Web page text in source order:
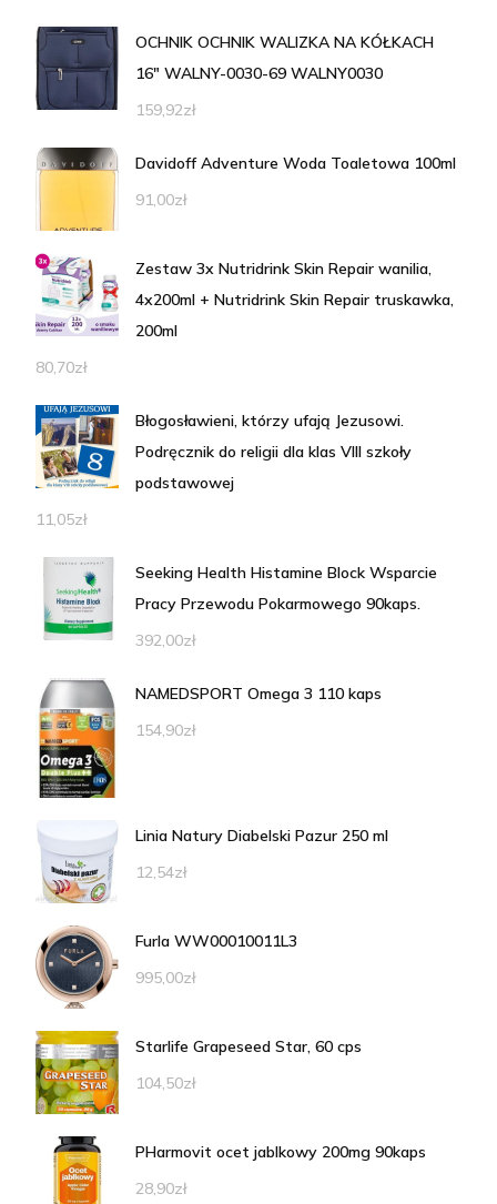
OCHNIK OCHNIK WALIZKA NA KÓŁKACH
16" WALNY-0030-69 WALNY0030
159,92zł
Davidoff Adventure Woda Toaletowa 100ml
91,00zł
Zestaw 3x Nutridrink Skin Repair wanilia,
4x200ml + Nutridrink Skin Repair truskawka,
200ml
80,70zł
Błogosławieni, którzy ufają Jezusowi.
Podręcznik do religii dla klas VIII szkoły
podstawowej
11,05zł
Seeking Health Histamine Block Wsparcie
Pracy Przewodu Pokarmowego 90kaps.
392,00zł
NAMEDSPORT Omega 3 110 kaps
154,90zł
Linia Natury Diabelski Pazur 250 ml
12,54zł
Furla WW00010011L3
995,00zł
Starlife Grapeseed Star, 60 cps
104,50zł
PHarmovit ocet jablkowy 200mg 90kaps
28,90zł